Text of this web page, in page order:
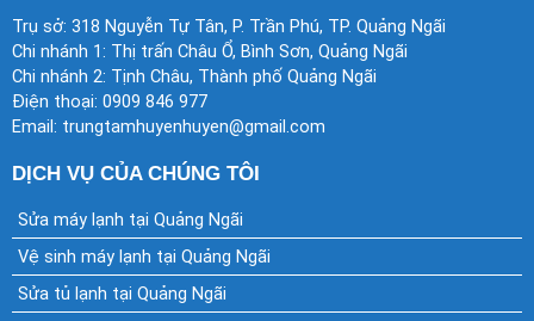
o
o
k
e
r
b
e
Trụ sở: 318 Nguyễn Tự Tân, P. Trần Phú, TP. Quảng Ngãi
Chi nhánh 1: Thị trấn Châu Ổ, Bình Sơn, Quảng Ngãi
Chi nhánh 2: Tịnh Châu, Thành phố Quảng Ngãi
Điện thoại: 0909 846 977
Email: trungtamhuyenhuyen@gmail.com
DỊCH VỤ CỦA CHÚNG TÔI
Sửa máy lạnh tại Quảng Ngãi
Vệ sinh máy lạnh tại Quảng Ngãi
Sửa tủ lạnh tại Quảng Ngãi